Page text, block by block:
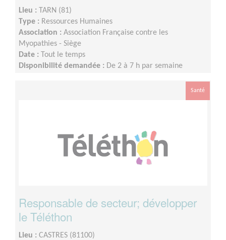
Lieu :
TARN (81)
Type : Ressources Humaines
Association : Association Française contre les
Myopathies - Siège
Date :
Tout le temps
Disponibilité demandée : De 2 à 7 h par semaine
Santé
Responsable de secteur; développer
le Téléthon
Lieu : CASTRES (81100)